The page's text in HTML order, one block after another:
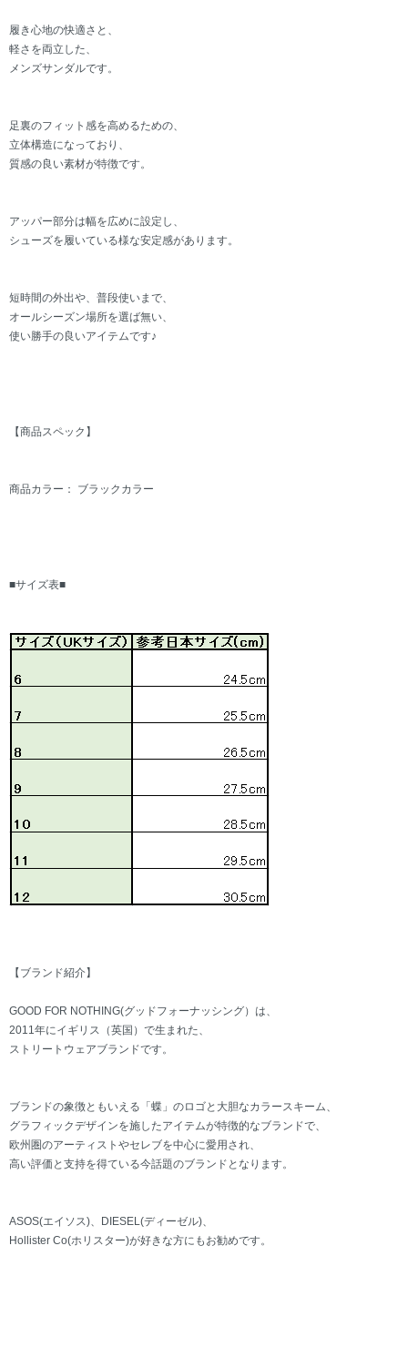
履き心地の快適さと、
軽さを両立した、
メンズサンダルです。
足裏のフィット感を高めるための、
立体構造になっており、
質感の良い素材が特徴です。
アッパー部分は幅を広めに設定し、
シューズを履いている様な安定感があります。
短時間の外出や、普段使いまで、
オールシーズン場所を選ば無い、
使い勝手の良いアイテムです♪
【商品スペック】
商品カラー： ブラックカラー
■サイズ表■
【ブランド紹介】
GOOD FOR NOTHING(グッドフォーナッシング）は、
2011年にイギリス（英国）で生まれた、
ストリートウェアブランドです。
ブランドの象徴ともいえる「蝶」のロゴと大胆なカラースキーム、
グラフィックデザインを施したアイテムが特徴的なブランドで、
欧州圏のアーティストやセレブを中心に愛用され、
高い評価と支持を得ている今話題のブランドとなります。
ASOS(エイソス)、DIESEL(ディーゼル)、
Hollister Co(ホリスター)が好きな方にもお勧めです。